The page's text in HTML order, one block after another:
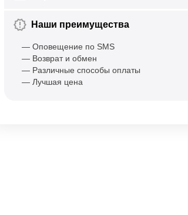
Наши преимущества
— Оповещение по SMS
— Возврат и обмен
— Различные способы оплаты
— Лучшая цена